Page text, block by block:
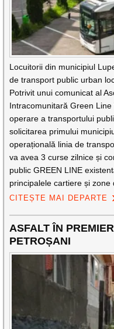
Locuitorii din municipiul
de transport public urban
Potrivit unui comunicat al
Intracomunitară Green
operare a transportului
solicitarea primului
operațională linia de
va avea 3 curse zilnice și
public GREEN LINE
principalele cartiere și
CITEȘTE MAI DEPARTE
ASFALT ÎN
PETROȘANI